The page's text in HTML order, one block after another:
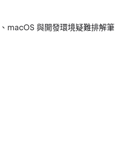
macOS 與開發環境疑難排解筆